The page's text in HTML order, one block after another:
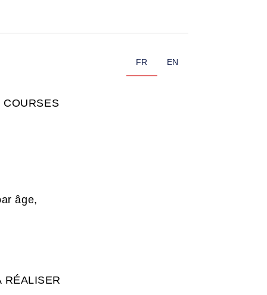
FR EN
COURSES
âge,
RÉALISER